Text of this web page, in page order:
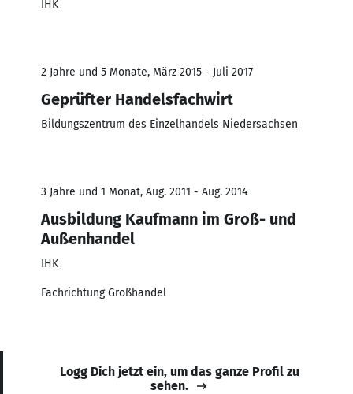
IHK
2 Jahre und 5 Monate, März 2015 - Juli 2017
Geprüfter Handelsfachwirt
Bildungszentrum des Einzelhandels Niedersachsen
3 Jahre und 1 Monat, Aug. 2011 - Aug. 2014
Ausbildung Kaufmann im Groß- und
Außenhandel
IHK
Fachrichtung Großhandel
Logg Dich jetzt ein, um das ganze Profil zu
sehen.